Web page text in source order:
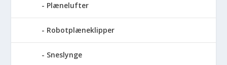
Plænelufter
Robotplæneklipper
Sneslynge